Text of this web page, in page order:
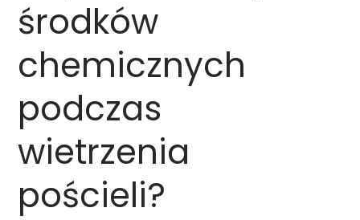
środków
chemicznych
podczas
wietrzenia
pościeli?